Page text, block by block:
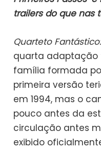
trailers do que nas
Quarteto
quarta adaptação
família formada
primeira versão
em 1994, mas o
pouco antes da
circulação antes
exibido